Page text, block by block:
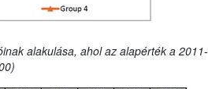
alakulása, ahol az alapérték a 2011-